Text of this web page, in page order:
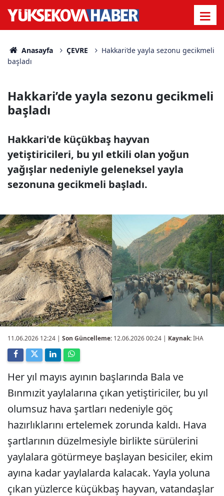
Anasayfa ÇEVRE
Hakkari’de yayla sezonu gecikmeli
başladı
Hakkari’de yayla sezonu gecikmeli
başladı
Hakkari'de küçükbaş hayvan
yetiştiricileri, bu yıl etkili olan yoğun
yağışlar nedeniyle geleneksel yayla
sezonuna gecikmeli başladı.
11.06.2026 12:24 | Son Güncelleme: 12.06.2026 00:24 | Kaynak:İHA
Her yıl mayıs ayının başlarında Bala ve
Bınmızit yaylalarına çıkan yetiştiriciler, bu yıl
olumsuz hava şartları nedeniyle göç
hazırlıklarını ertelemek zorunda kaldı. Hava
şartlarının düzelmesiyle birlikte sürülerini
yaylalara götürmeye başlayan besiciler, ekim
ayına kadar yaylalarda kalacak. Yayla yoluna
çıkan yüzlerce küçükbaş hayvan, vatandaşlar